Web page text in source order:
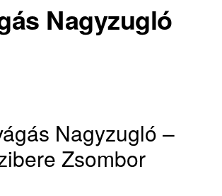
Nagyzugló
Nagyzugló –
Zsombor